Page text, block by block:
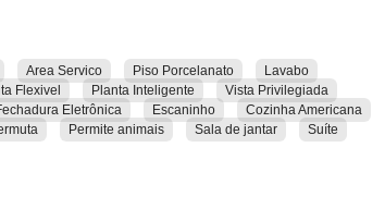
seu dia a dia, arquitetura com personalidade e
desse projeto foram: conexão com o entorno,
que só aTerral é capaz de oferecer.
momentos onde o principal ingrediente é
Area Servico Piso Porcelanato
Lavabo
Flexivel Planta Inteligente
Vista Privilegiada
Eletrônica Escaninho
Cozinha Americana
Permite animais Sala de jantar
Suíte